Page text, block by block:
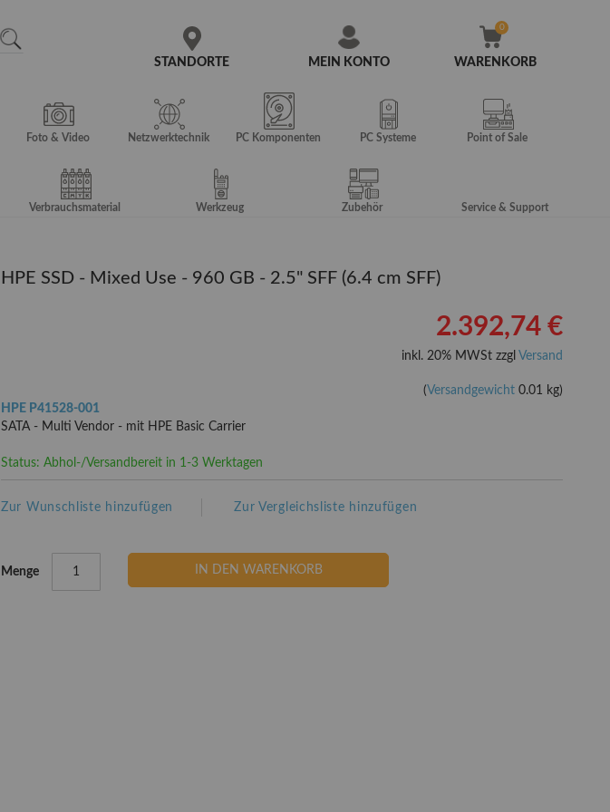
MEIN KONTO
STANDORTE WARENKORB
Foto & Video Netzwerktechnik PC Komponenten PC Systeme Point of Sale
Verbrauchsmaterial Werkzeug Zubehör Service & Support
HPE SSD - Mixed Use - 960 GB - 2.5" SFF (6.4 cm SFF)
2.392,74 €
inkl. 20% MWSt zzgl Versand
(Versandgewicht 0.01 kg)
HPE P41528-001
SATA - Multi Vendor - mit HPE Basic Carrier
Status: Abhol-/Versandbereit in 1-3 Werktagen
Menge IN DEN WARENKORB
Zur Wunschliste hinzufügen Zur Vergleichsliste hinzufügen